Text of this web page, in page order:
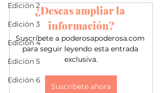
Edición 2
Edición 3
Edición 4
Edición 5
Edición 6
¿Deseas ampliar la
información?
Suscríbete a poderosapoderosa.com
para seguir leyendo esta entrada
exclusiva.
Suscríbete ahora